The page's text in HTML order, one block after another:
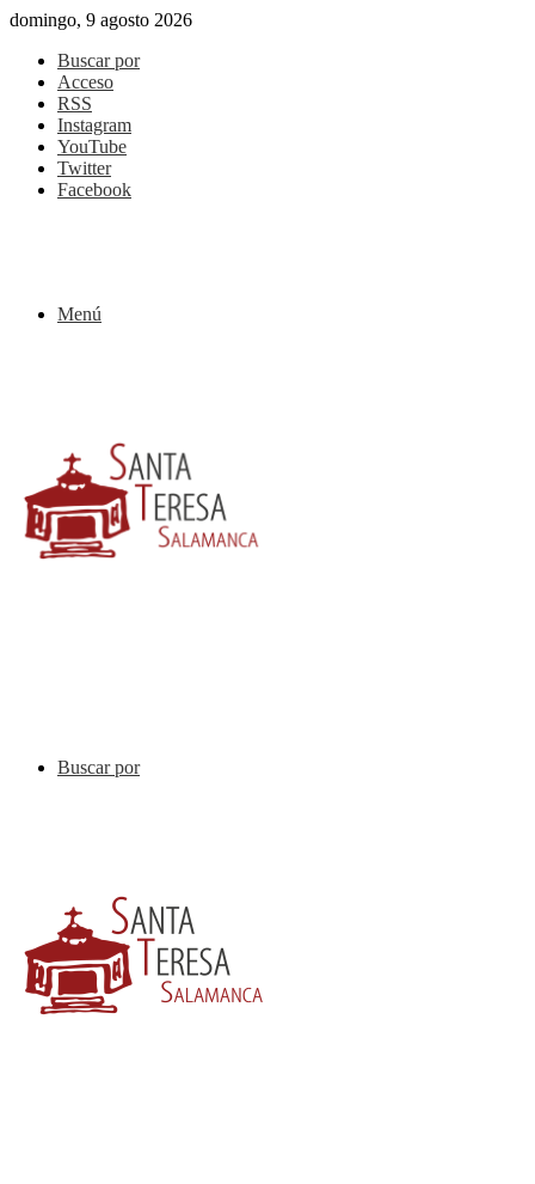
domingo, 9 agosto 2026
Buscar por
Acceso
RSS
Instagram
YouTube
Twitter
Facebook
Menú
Buscar por